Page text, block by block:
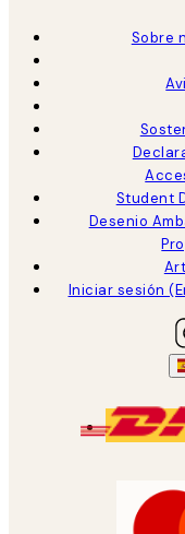
Sobre
Student
Desenio
Iniciar sesión